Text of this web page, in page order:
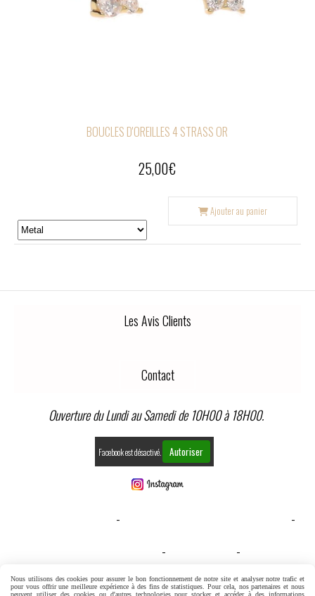
BOUCLES D'OREILLES 4 STRASS OR
25,00€
Ajouter au panier
Les Avis Clients
Contact
Ouverture du Lundi au Samedi de 10H00 à 18H00.
Facebook est désactivé. Autoriser
CONDITIONS GENERALES DE VENTE
Nous utilisons des cookies pour assurer le bon fonctionnement de notre site et analyser notre trafic et
pour vous offrir une meilleure expérience à des fins de statistiques. Pour cela, nos partenaires et nous
peuvent utiliser des cookies ou d'autres technologies pour stocker et accéder à des informations